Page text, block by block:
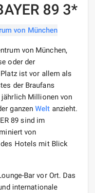
89 3*
von München,
oder der
ist vor allem als
der Braufans
Millionen von
ganzenWelt anzieht.
89 sind im
von
Hotels mit Blick
Bar vor Ort. Das
internationale